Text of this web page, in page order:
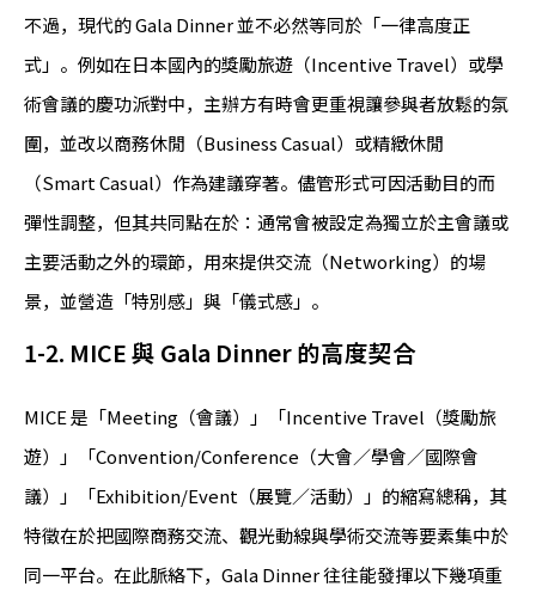
不過，現代的 Gala Dinner 並不必然等同於「一律高度正
式」。例如在日本國內的獎勵旅遊（Incentive Travel）或學
術會議的慶功派對中，主辦方有時會更重視讓參與者放鬆的氛
圍，並改以商務休閒（Business Casual）或精緻休閒
（Smart Casual）作為建議穿著。儘管形式可因活動目的而
彈性調整，但其共同點在於：通常會被設定為獨立於主會議或
主要活動之外的環節，用來提供交流（Networking）的場
景，並營造「特別感」與「儀式感」。
1-2. MICE 與 Gala Dinner 的高度契合
MICE 是「Meeting（會議）」「Incentive Travel（獎勵旅
遊）」「Convention/Conference（大會／學會／國際會
議）」「Exhibition/Event（展覽／活動）」的縮寫總稱，其
特徵在於把國際商務交流、觀光動線與學術交流等要素集中於
同一平台。在此脈絡下，Gala Dinner 往往能發揮以下幾項重